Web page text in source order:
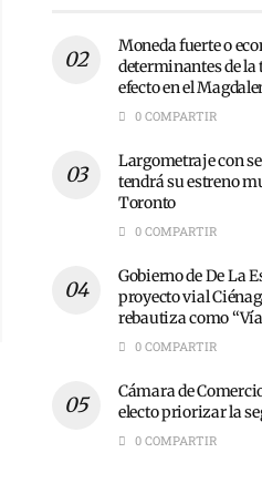
Moneda fuerte o
determinantes de la
efecto en el
0 COMPARTIR
Largometraje con
tendrá su estreno
Toronto
0 COMPARTIR
Gobierno de De La
proyecto vial
rebautiza como
0 COMPARTIR
Cámara de
electo priorizar la
0 COMPARTIR